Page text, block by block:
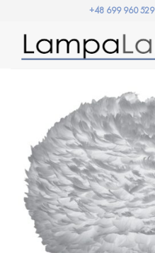
zawartości
+48 699 960 529